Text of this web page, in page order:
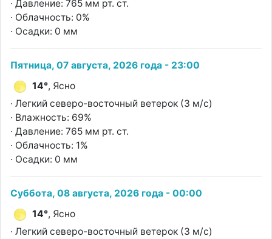
· Давление: 765 мм рт. ст.
· Облачность: 0%
· Осадки: 0 мм
Пятница, 07 августа, 2026 года - 23:00
14°, Ясно
· Легкий северо-восточный ветерок (3 м/с)
· Влажность: 69%
· Давление: 765 мм рт. ст.
· Облачность: 1%
· Осадки: 0 мм
Суббота, 08 августа, 2026 года - 00:00
14°, Ясно
· Легкий северо-восточный ветерок (3 м/с)